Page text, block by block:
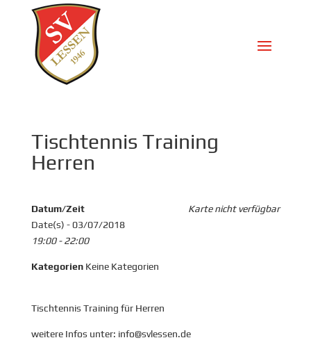
Tischtennis Training
Herren
Karte nicht verfügbar
Datum/Zeit
Date(s) - 03/07/2018
19:00 - 22:00
KategorienKeine Kategorien
Tischtennis Training für Herren
weitere Infos unter: info@svlessen.de